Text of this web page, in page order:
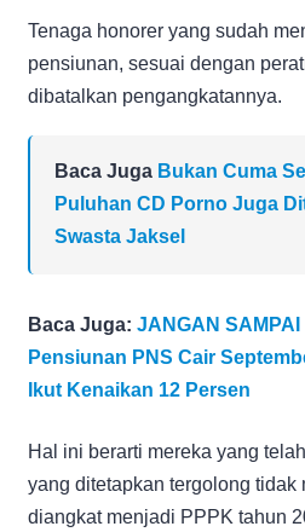
Tenaga honorer yang sudah
pensiunan, sesuai dengan
dibatalkan pengangkatannya.
Baca Juga Bukan Cuma
Puluhan CD Porno Juga
Swasta Jaksel
Baca Juga: JANGAN
Pensiunan PNS Cair
Ikut Kenaikan 12 Persen
Hal ini berarti mereka yang
yang ditetapkan tergolong tidak
diangkat menjadi PPPK tahun